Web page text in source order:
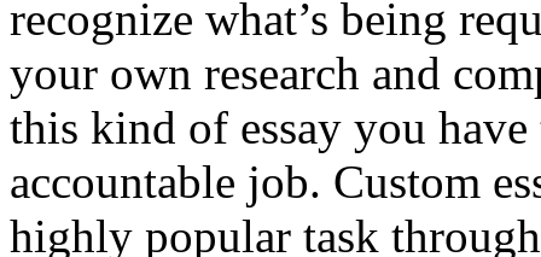
recognize what’s being
your own research and
this kind of essay you
accountable job. Custom
highly popular task